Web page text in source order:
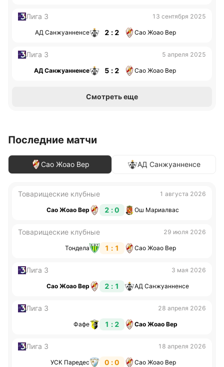
Лига 3 13 сентября 2025
АД Санжуанненсе 2 : 2 Сао Жоао Вер
Лига 3 5 апреля 2025
АД Санжуанненсе 5 : 2 Сао Жоао Вер
Смотреть еще
Последние матчи
Сао Жоао Вер АД Санжуанненсе
Товарищеские клубные 1 августа 2026
Сао Жоао Вер 2 : 0 Ош Мариалвас
Товарищеские клубные 29 июля 2026
Тондела 1 : 1 Сао Жоао Вер
Лига 3 3 мая 2026
Сао Жоао Вер 2 : 1 АД Санжуанненсе
Лига 3 28 апреля 2026
Фафе 1 : 2 Сао Жоао Вер
Лига 3 18 апреля 2026
УСК Паредес 0 : 0 Сао Жоао Вер